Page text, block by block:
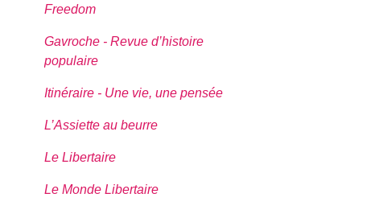
Freedom
Gavroche - Revue d’histoire
populaire
Itinéraire - Une vie, une pensée
L’Assiette au beurre
Le Libertaire
Le Monde Libertaire